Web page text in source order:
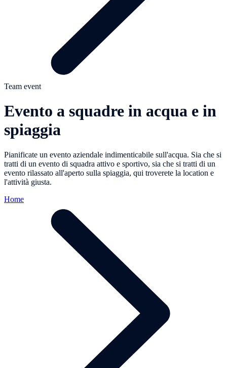
Team event
Evento a squadre in acqua e in
spiaggia
Pianificate un evento aziendale indimenticabile sull'acqua. Sia che si
tratti di un evento di squadra attivo e sportivo, sia che si tratti di un
evento rilassato all'aperto sulla spiaggia, qui troverete la location e
l'attività giusta.
Home